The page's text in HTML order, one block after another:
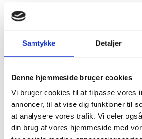
Samtykke Detaljer
Denne hjemmeside bruger cookies
Vi bruger cookies til at tilpasse vores
annoncer, til at vise dig funktioner til
at analysere vores trafik. Vi deler
din brug af vores hjemmeside med
Udendørs affaldsbeholder - Bica
Sort antracit
Frontdør med nem adgang til
Enkelt indkastsystem
Integreret poseholder
Optimer din udendørs affaldshåndtering
praktiske affaldsbeholder. Det